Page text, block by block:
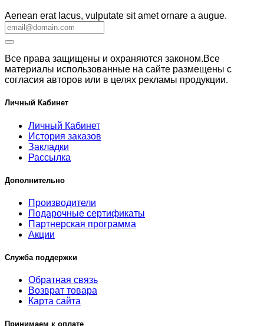
Aenean erat lacus, vulputate sit amet ornare a augue.
Все права защищены и охраняются законом.Все
материалы использованные на сайте размещены с
согласия авторов или в целях рекламы продукции.
Личный Кабинет
Личный Кабинет
История заказов
Закладки
Рассылка
Дополнительно
Производители
Подарочные сертификаты
Партнерская программа
Акции
Служба поддержки
Обратная связь
Возврат товара
Карта сайта
Принимаем к оплате